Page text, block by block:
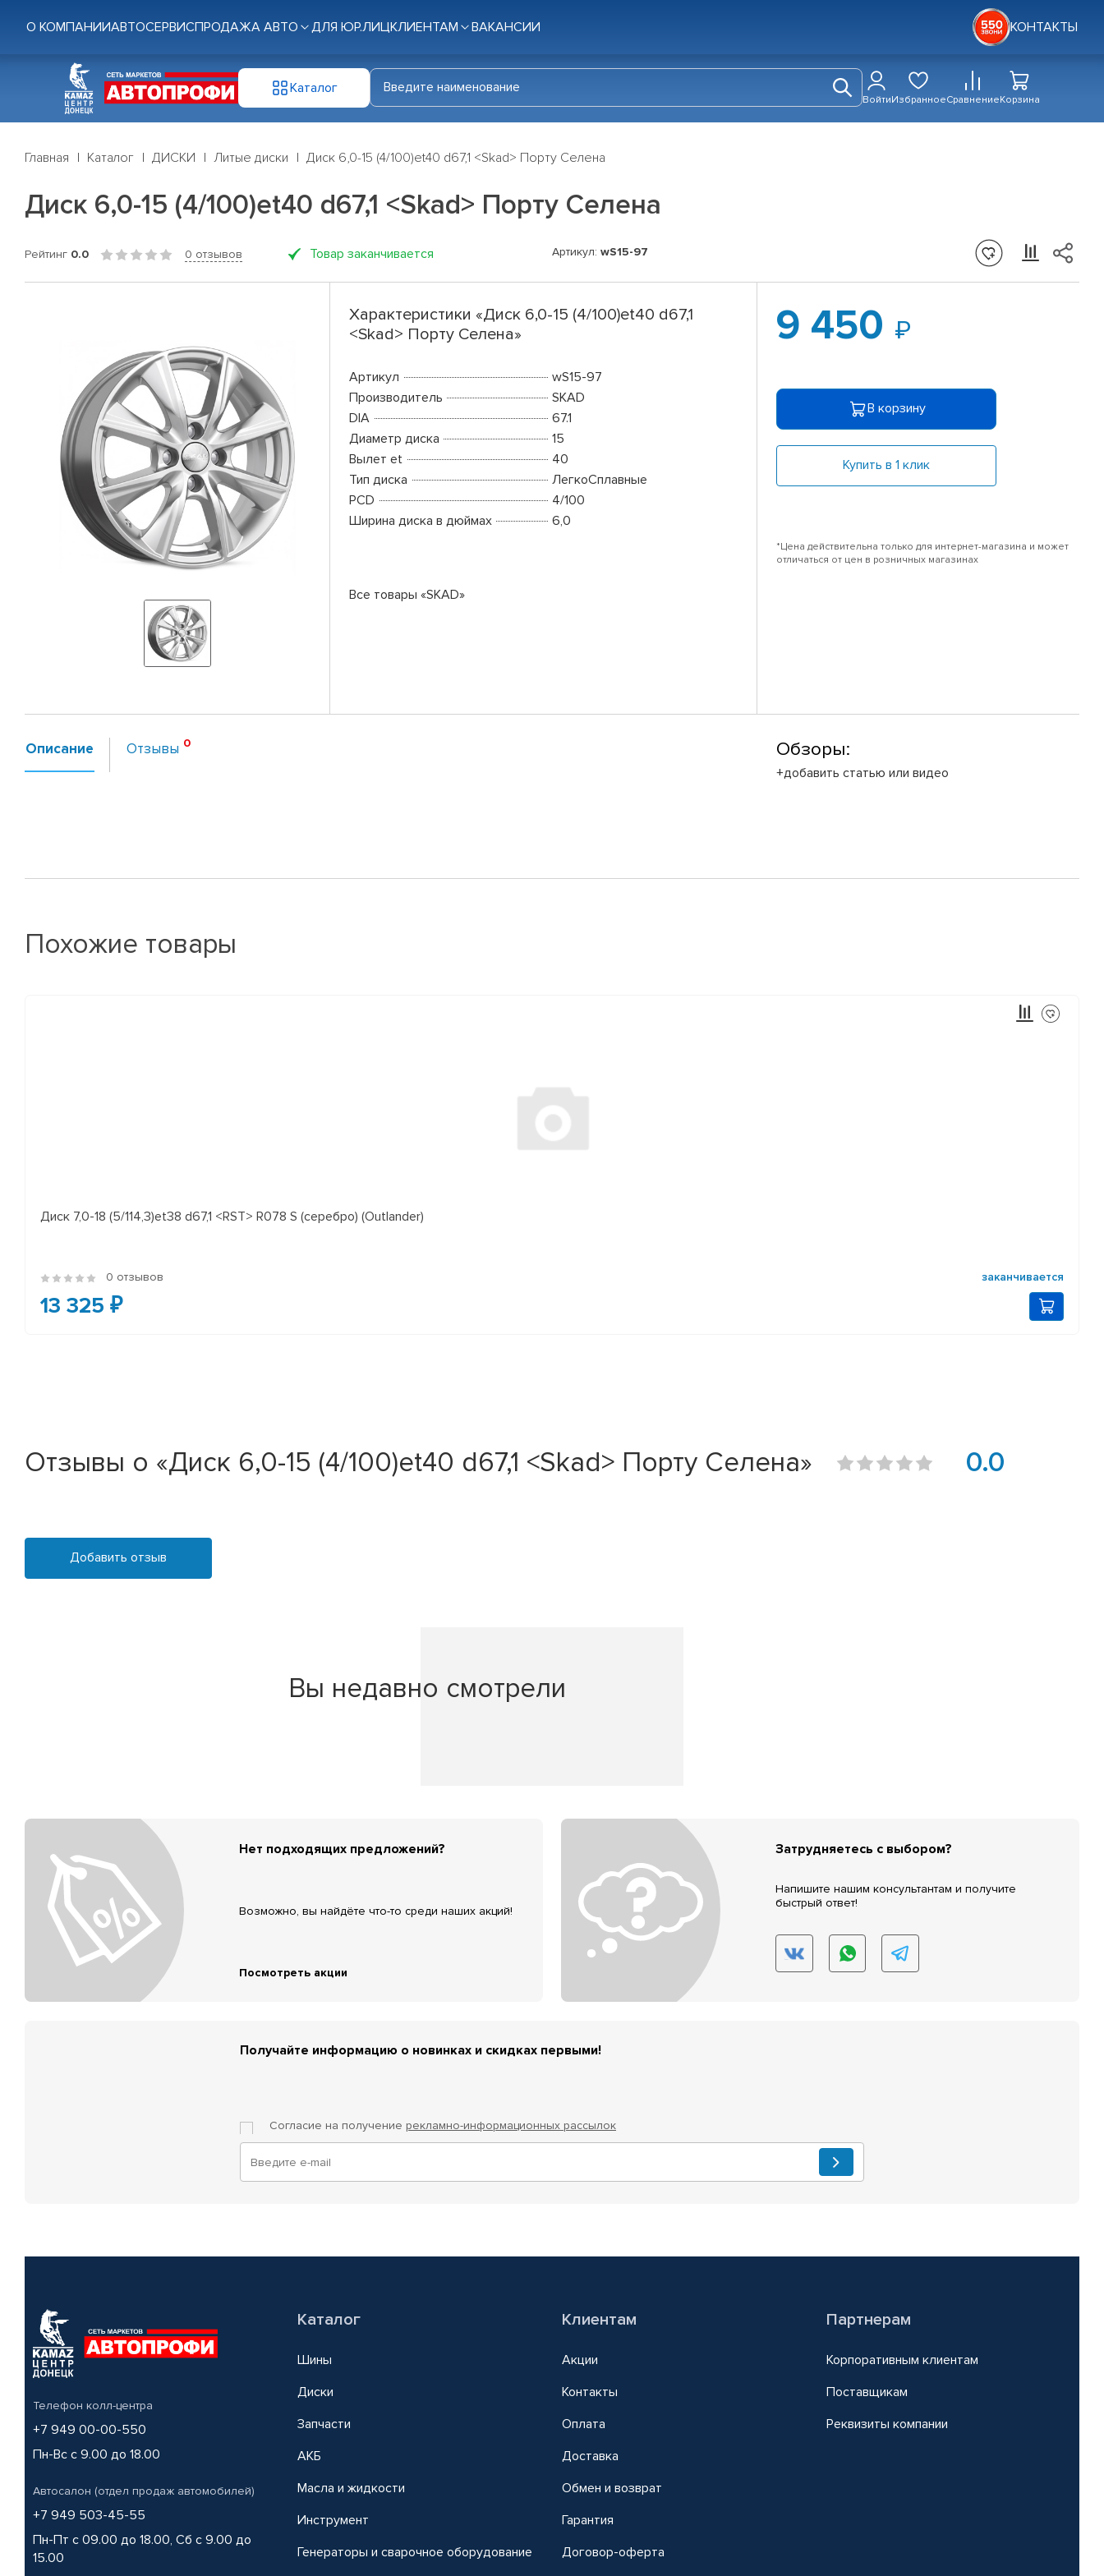
О КОМПАНИИАВТОСЕРВИСПРОДАЖА АВТО ДЛЯ ЮР.ЛИЦКЛИЕНТАМ ВАКАНСИИ КОНТАКТЫ
Каталог
ВойтиИзбранноеСравнениеКорзина
Главная Каталог ДИСКИ Литые диски Диск 6,0-15 (4/100)et40 d67,1 <Skad> Порту Селена
Диск 6,0-15 (4/100)et40 d67,1 <Skad> Порту Селена
Рейтинг 0.0 0 отзывов Товар заканчивается Артикул: wS15-97
Характеристики «Диск 6,0-15 (4/100)et40 d67,1
<Skad> Порту Селена»
Артикул
wS15-97
Производитель
SKAD
DIA
67.1
Диаметр диска
15
Вылет et
40
Тип диска
ЛегкоСплавные
PCD
4/100
Ширина диска в дюймах
6,0
Все товары «SKAD»
9 450
В корзину
Купить в 1 клик
*Цена действительна только для интернет-магазина и может
отличаться от цен в розничных магазинах
Описание Отзывы Обзоры:
+добавить статью или видео
Похожие товары
Диск 7,0-18 (5/114,3)et38 d67,1 <RST> R078 S (серебро) (Outlander)
0 отзывов заканчивается
13 325 ₽
Отзывы о «Диск 6,0-15 (4/100)et40 d67,1 <Skad> Порту Селена» 0.0
Добавить отзыв
Вы недавно смотрели
Нет подходящих предложений?
Возможно, вы найдёте что-то среди наших акций!
Посмотреть акции
Затрудняетесь с выбором?
Напишите нашим консультантам и получите
быстрый ответ!
Получайте информацию о новинках и скидках первыми!
Согласие на получение рекламно-информационных рассылок
Телефон колл-центра
+7 949 00-00-550
Пн-Вс с 9.00 до 18.00
Автосалон (отдел продаж автомобилей)
+7 949 503-45-55
Пн-Пт с 09.00 до 18.00, Сб с 9.00 до
15.00
Каталог
Шины
Диски
Запчасти
АКБ
Масла и жидкости
Инструмент
Генераторы и сварочное оборудование
Клиентам
Акции
Контакты
Оплата
Доставка
Обмен и возврат
Гарантия
Договор-оферта
Партнерам
Корпоративным клиентам
Поставщикам
Реквизиты компании